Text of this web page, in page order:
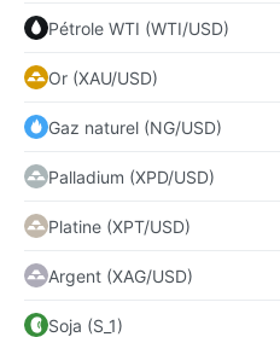
Pétrole WTI (WTI/USD)
Or (XAU/USD)
Gaz naturel (NG/USD)
Palladium (XPD/USD)
Platine (XPT/USD)
Argent (XAG/USD)
Soja (S_1)